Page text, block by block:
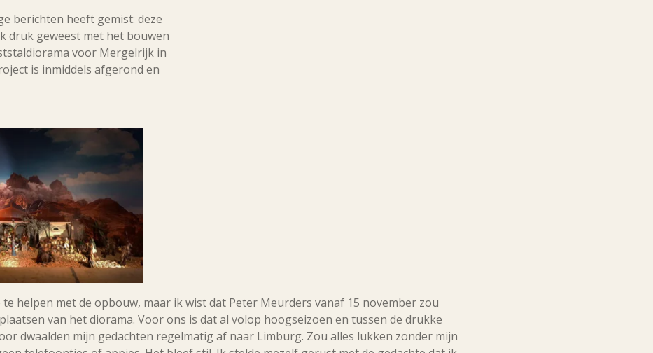
berichten heeft gemist: deze
druk geweest met het bouwen
voor Mergelrijk in
is inmiddels afgerond en
helpen met de opbouw, maar ik wist dat Peter Meurders vanaf 15 november zou
van het diorama. Voor ons is dat al volop hoogseizoen en tussen de drukke
dwaalden mijn gedachten regelmatig af naar Limburg. Zou alles lukken zonder mijn